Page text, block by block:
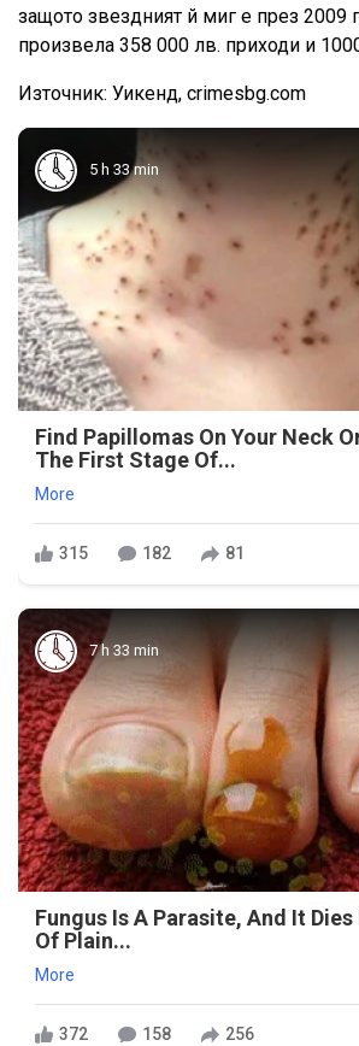
защото звездният й миг е през 2009
произвела 358 000 лв. приходи и
Източник: Уикенд, crimesbg.com
5 h 33 min
Find Papillomas On Your Neck
The First Stage Of...
More
315 182 81
7 h 33 min
Fungus Is A Parasite, And It
Of Plain...
More
372 158 256